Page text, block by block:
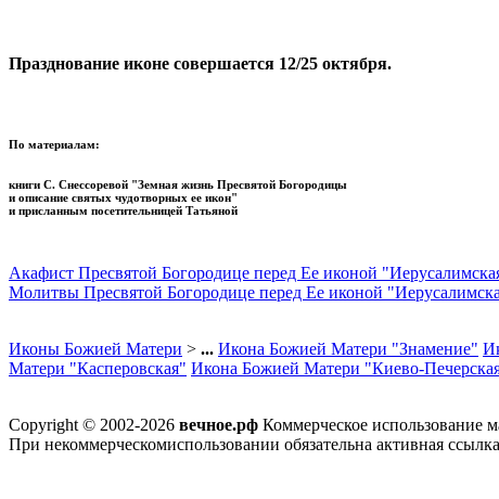
Празднование иконе совершается 12/25 октября.
По материалам:
книги С. Снессоревой "Земная жизнь Пресвятой Богородицы
и описание святых чудотворных ее икон"
и присланным посетительницей Татьяной
Акафист Пресвятой Богородице перед Ее иконой
Молитвы Пресвятой Богородице перед Ее иконой
Иконы Божией Матери > ... Икона Божией Матери "Знамение"
Матери "Касперовская" Икона Божией Матери "Киево-
Copyright © 2002-2026 вечное.рф Коммерческое использование
При некоммерческомиспользовании обязательна активная